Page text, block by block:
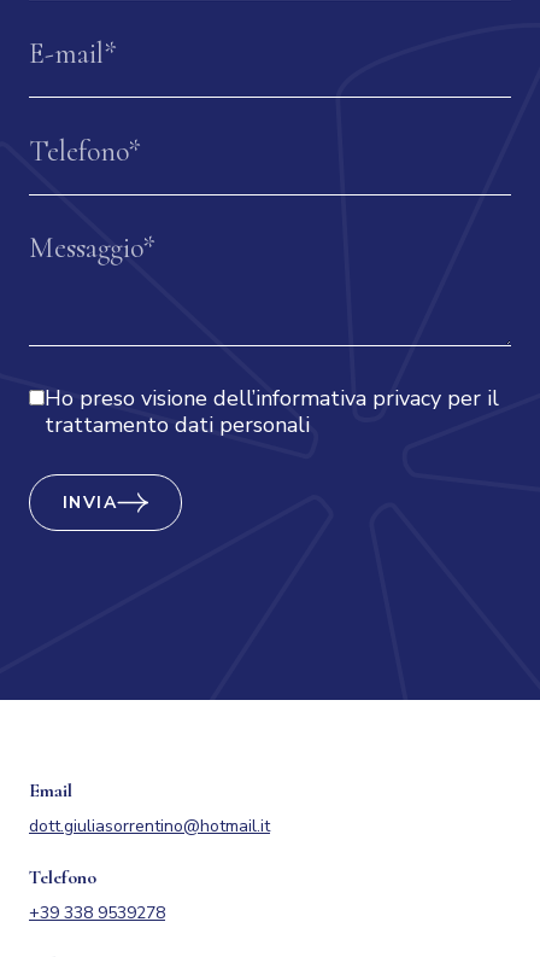
Ho preso visione dell’informativa privacy per il
trattamento dati personali
INVIA
Email
dott.giuliasorrentino@hotmail.it
Telefono
+39 338 9539278